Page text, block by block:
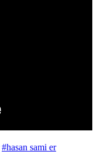
#hasan sami er